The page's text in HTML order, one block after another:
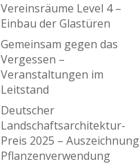
Vereinsräume Level 4 –
Einbau der Glastüren
Gemeinsam gegen das
Vergessen –
Veranstaltungen im
Leitstand
Deutscher
Landschaftsarchitektur-
Preis 2025 – Auszeichnung
Pflanzenverwendung